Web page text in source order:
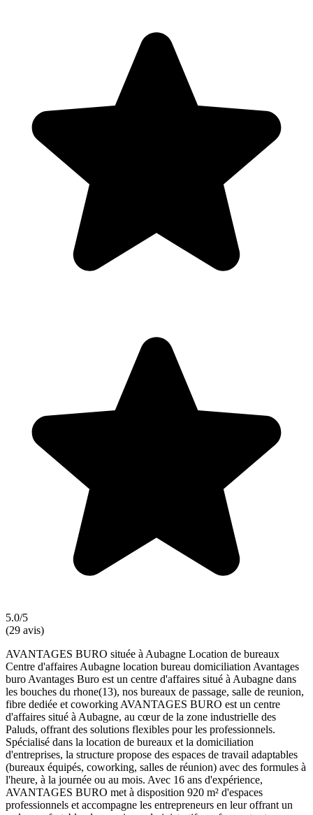
5.0/5
(29 avis)
AVANTAGES BURO située à Aubagne Location de bureaux
Centre d'affaires Aubagne location bureau domiciliation Avantages
buro Avantages Buro est un centre d'affaires situé à Aubagne dans
les bouches du rhone(13), nos bureaux de passage, salle de reunion,
fibre dediée et coworking AVANTAGES BURO est un centre
d'affaires situé à Aubagne, au cœur de la zone industrielle des
Paluds, offrant des solutions flexibles pour les professionnels.
Spécialisé dans la location de bureaux et la domiciliation
d'entreprises, la structure propose des espaces de travail adaptables
(bureaux équipés, coworking, salles de réunion) avec des formules à
l'heure, à la journée ou au mois. Avec 16 ans d'expérience,
AVANTAGES BURO met à disposition 920 m² d'espaces
professionnels et accompagne les entrepreneurs en leur offrant un